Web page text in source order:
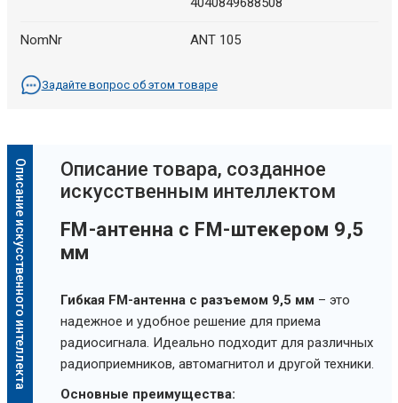
NomNr ANT 105
Задайте вопрос об этом товаре
Описание искусственного интеллекта
Oписание товара, созданное
искусственным интеллектом
FM-антенна с FM-штекером 9,5
мм
Гибкая FM-антенна с разъемом 9,5 мм – это
надежное и удобное решение для приема
радиосигнала. Идеально подходит для различных
радиоприемников, автомагнитол и другой техники.
Основные преимущества: